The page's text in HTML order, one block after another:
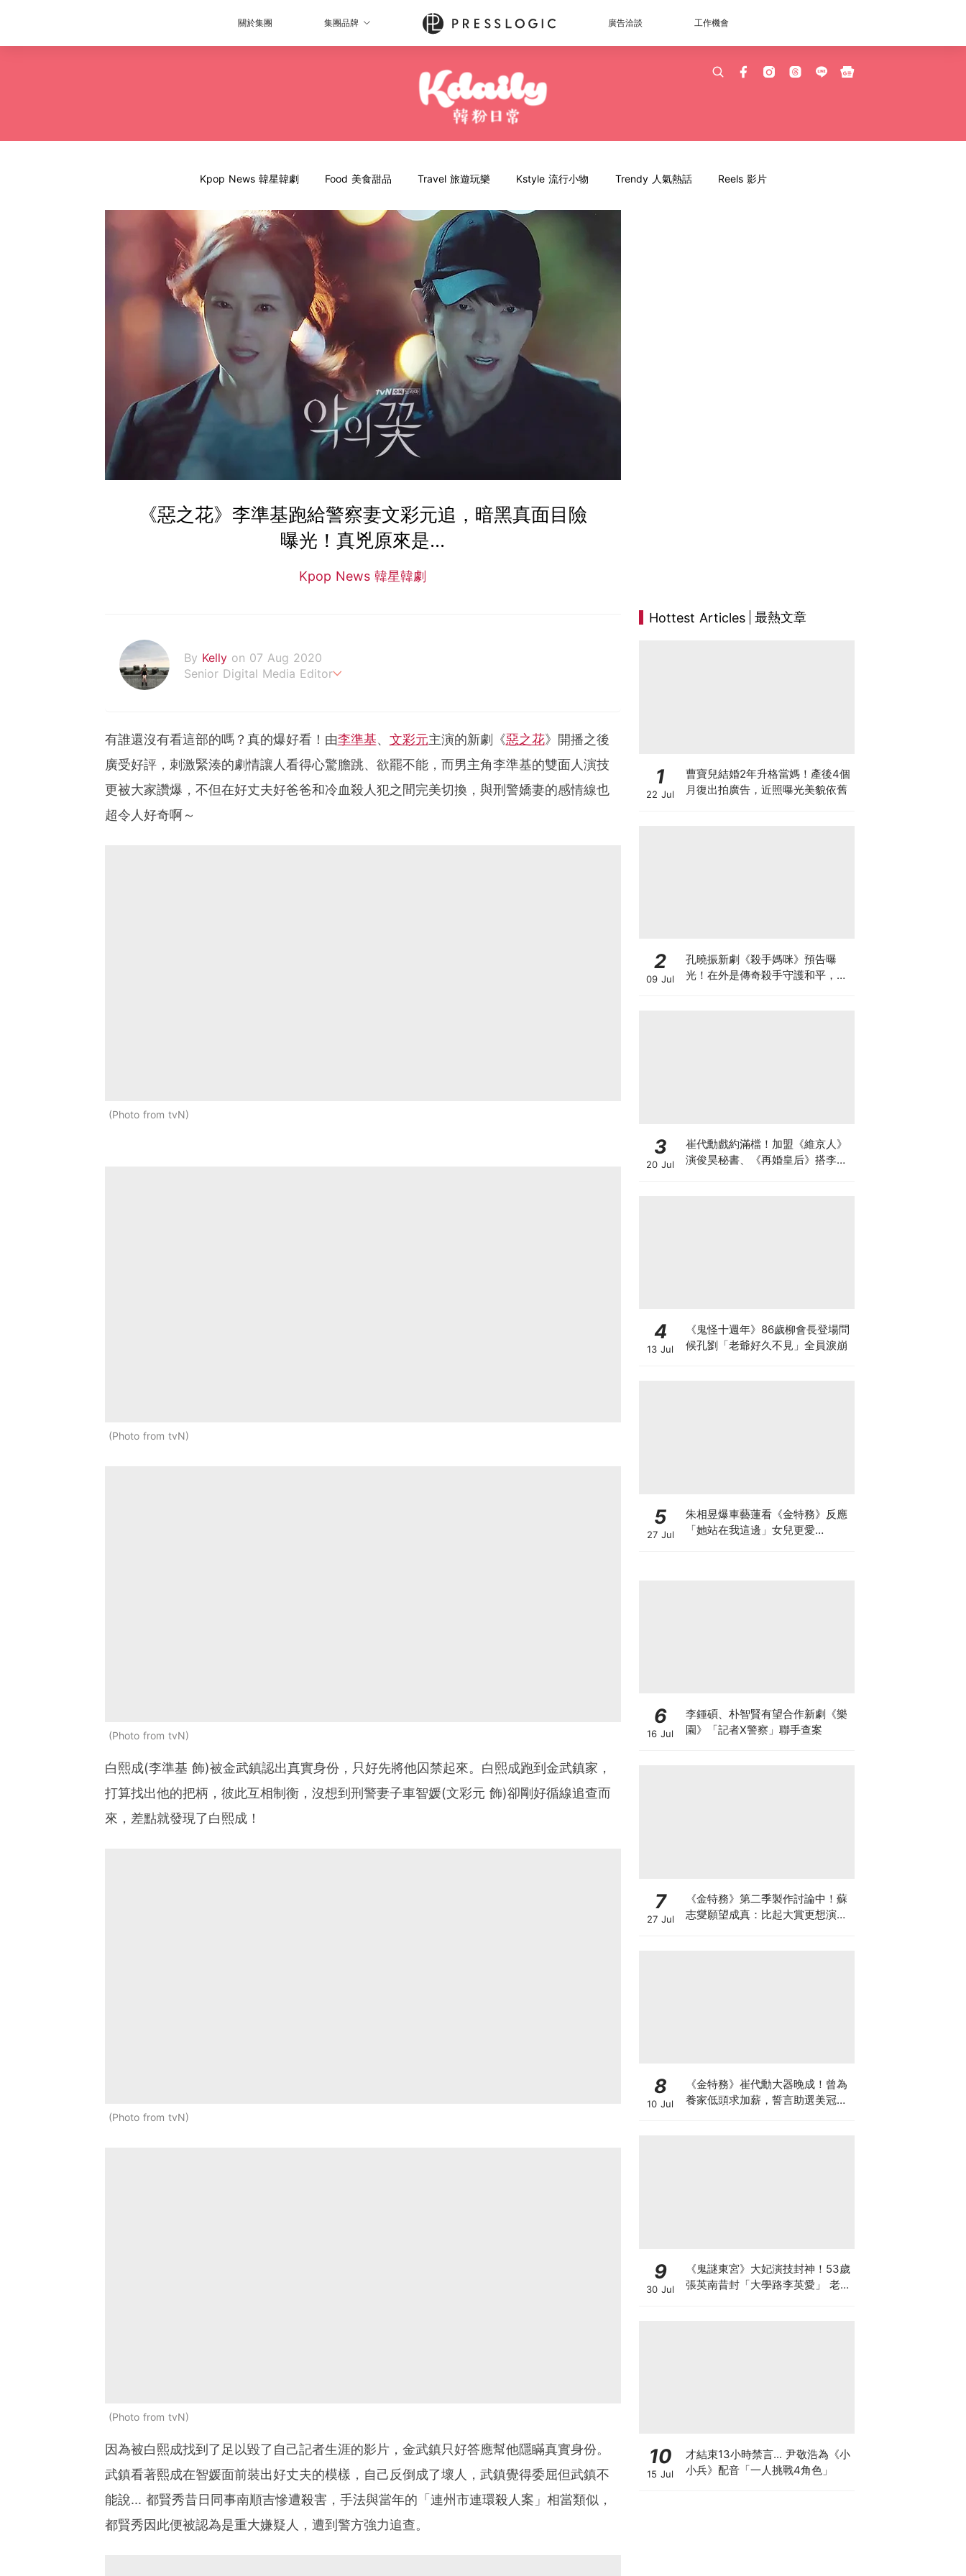
關於集團 集團品牌 廣告洽談 工作機會
Kpop News 韓星韓劇 Food 美食甜品 Travel 旅遊玩樂 Kstyle 流行小物 Trendy 人氣熱話 Reels 影片
《惡之花》李準基跑給警察妻文彩元追，暗黑真面目險
曝光！真兇原來是...
Kpop News 韓星韓劇
By Kelly on 07 Aug 2020
Senior Digital Media Editor
有誰還沒有看這部的嗎？真的爆好看！由李準基、 文彩元主演的新劇《惡之花》開播之後
廣受好評，刺激緊湊的劇情讓人看得心驚膽跳、欲罷不能，而男主角李準基的雙面人演技
更被大家讚爆，不但在好丈夫好爸爸和冷血殺人犯之間完美切換，與刑警嬌妻的感情線也
超令人好奇啊～
Photo from tvN
Photo from tvN
Photo from tvN
白熙成(李準基 飾)被金武鎮認出真實身份，只好先將他囚禁起來。白熙成跑到金武鎮家，
打算找出他的把柄，彼此互相制衡，沒想到刑警妻子車智媛(文彩元 飾)卻剛好循線追查而
來，差點就發現了白熙成！
Photo from tvN
Photo from tvN
因為被白熙成找到了足以毀了自己記者生涯的影片，金武鎮只好答應幫他隱瞞真實身份。
武鎮看著熙成在智媛面前裝出好丈夫的模樣，自己反倒成了壞人，武鎮覺得委屈但武鎮不
能說... 都賢秀昔日同事南順吉慘遭殺害，手法與當年的「連州市連環殺人案」相當類似，
都賢秀因此便被認為是重大嫌疑人，遭到警方強力追查。
Hottest Articles 最熱文章
1
22 Jul
曹寶兒結婚2年升格當媽！產後4個
月復出拍廣告，近照曝光美貌依舊
2
09 Jul
孔曉振新劇《殺手媽咪》預告曝
光！在外是傳奇殺手守護和平，回
3
20 Jul
崔代勳戲約滿檔！加盟《維京人》
演俊昊秘書、《再婚皇后》搭李鍾
4
13 Jul
《鬼怪十週年》86歲柳會長登場問
候孔劉「老爺好久不見」全員淚崩
5
27 Jul
朱相昱爆車藝蓮看《金特務》反應
「她站在我這邊」女兒更愛
6
16 Jul
李鍾碩、朴智賢有望合作新劇《樂
園》「記者X警察」聯手查案
7
27 Jul
《金特務》第二季製作討論中！蘇
志燮願望成真：比起大賞更想演續
8
10 Jul
《金特務》崔代勳大器晚成！曾為
養家低頭求加薪，誓言助選美冠軍
9
30 Jul
《鬼謎東宮》大妃演技封神！53歲
張英南昔封「大學路李英愛」 老公
10
15 Jul
才結束13小時禁言... 尹敬浩為《小
小兵》配音「一人挑戰4角色」